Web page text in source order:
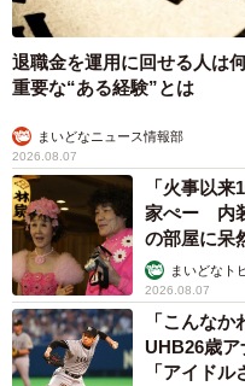
退職金を運用に回せる人は
重要な“ある経験”とは
まいどなニュース情報部
2026.08.07
「火事以
家ぺー 内
の部屋に呆
まいどなト
2026.08.07
「こんな
UHB26歳
「アイド